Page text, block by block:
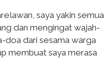
saya yakin semua
dan mengingat wajah-
doa dari sesama warga
membuat saya merasa